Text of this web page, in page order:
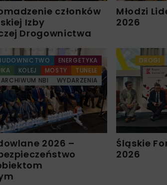
członków
Izby
Drogownictwa
Młodzi
2026
ENERGETYKA
KOLEJ MOSTY
TUNELE
ARCHIWUM NBI
WYDARZENIA
2026 –
DROGI
Śląskie
2026